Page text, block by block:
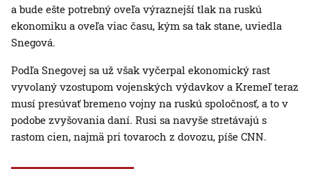
a bude ešte potrebný oveľa výraznejší tlak na ruskú
ekonomiku a oveľa viac času, kým sa tak stane, uviedla
Snegová.
Podľa Snegovej sa už však vyčerpal ekonomický rast
vyvolaný vzostupom vojenských výdavkov a Kremeľ teraz
musí presúvať bremeno vojny na ruskú spoločnosť, a to v
podobe zvyšovania daní. Rusi sa navyše stretávajú s
rastom cien, najmä pri tovaroch z dovozu, píše CNN.